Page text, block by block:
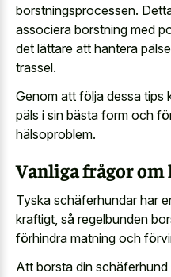
borstningsprocessen.
associera borstning med
det lättare att hantera
trassel.
Genom att följa dessa tips
päls i sin bästa form och
hälsoproblem.
Vanliga frågor om
Tyska schäferhundar har
kraftigt, så regelbunden
förhindra matning och
Att borsta din schäferhund